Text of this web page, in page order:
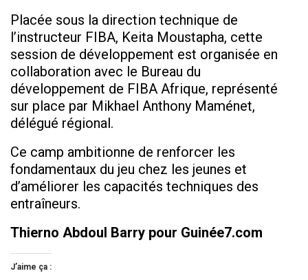
Placée sous la direction technique de
l’instructeur FIBA, Keita Moustapha, cette
session de développement est organisée en
collaboration avec le Bureau du
développement de FIBA Afrique, représenté
sur place par Mikhael Anthony Maménet,
délégué régional.
Ce camp ambitionne de renforcer les
fondamentaux du jeu chez les jeunes et
d’améliorer les capacités techniques des
entraîneurs.
Thierno Abdoul Barry pour Guinée7.com
J’aime ça :